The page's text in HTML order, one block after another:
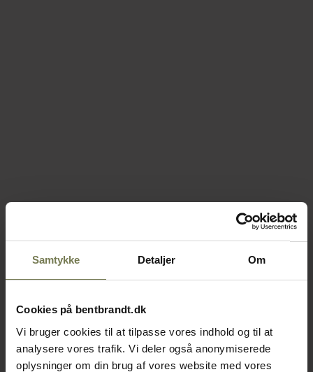
Samtykke Detaljer Om
Cookies på bentbrandt.dk
Vi bruger cookies til at tilpasse vores indhold og til at
analysere vores trafik. Vi deler også anonymiserede
oplysninger om din brug af vores website med vores